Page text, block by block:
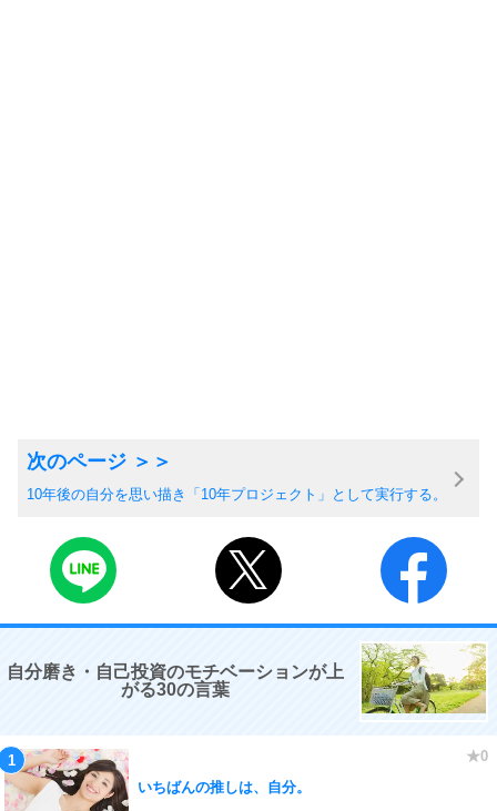
10年後の自分を思い描き「10年プロジェクト」として実行する。
自分磨き・自己投資のモチベーションが上
がる30の言葉
いちばんの推しは、自分。